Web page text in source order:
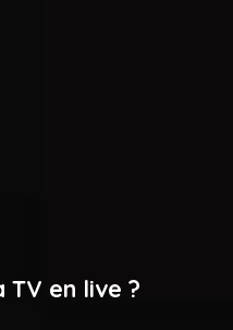
en live ?